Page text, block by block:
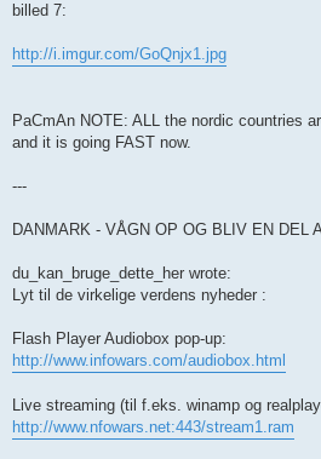
billed 7:
http://i.imgur.com/GoQnjx1.jpg
PaCmAn NOTE: ALL the nordic countries
and it is going FAST now.
---
DANMARK - VÅGN OP OG BLIV EN DEL
du_kan_bruge_dette_her wrote:
Lyt til de virkelige verdens nyheder :
Flash Player Audiobox pop-up:
http://www.infowars.com/audiobox.html
Live streaming (til f.eks. winamp og
http://www.nfowars.net:443/stream1.ram